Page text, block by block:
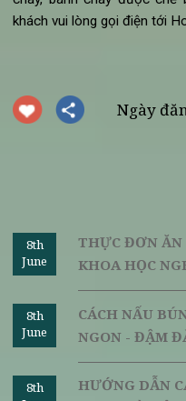
Lấy một chiếc chảo
ép từng miếng để
Cuối cùng, cho bí
nắp lại và đun
thân và gia đình, nhà
thưởng thức những món
tĩnh, an lành giữa lòng
kho chay, thực khách
chay, bánh chay được
khách vui lòng gọi điện tới